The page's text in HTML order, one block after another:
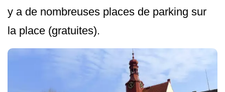
y a de nombreuses places de parking sur
la place (gratuites).